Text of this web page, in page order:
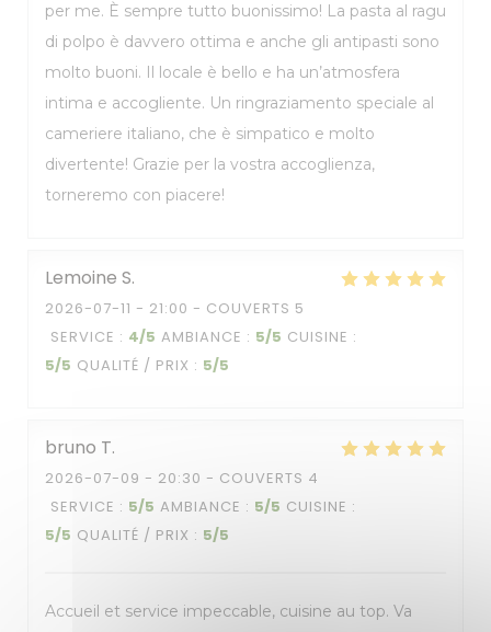
per me. È sempre tutto buonissimo! La pasta al ragu
di polpo è davvero ottima e anche gli antipasti sono
molto buoni. Il locale è bello e ha un’atmosfera
intima e accogliente. Un ringraziamento speciale al
cameriere italiano, che è simpatico e molto
divertente! Grazie per la vostra accoglienza,
torneremo con piacere!
Lemoine S
2026-07-11 - 21:00 - COUVERTS 5
SERVICE : 4/5 AMBIANCE : 5/5 CUISINE :
5/5 QUALITÉ / PRIX : 5/5
bruno T
2026-07-09 - 20:30 - COUVERTS 4
SERVICE : 5/5 AMBIANCE : 5/5 CUISINE :
5/5 QUALITÉ / PRIX : 5/5
Accueil et service impeccable, cuisine au top. Va